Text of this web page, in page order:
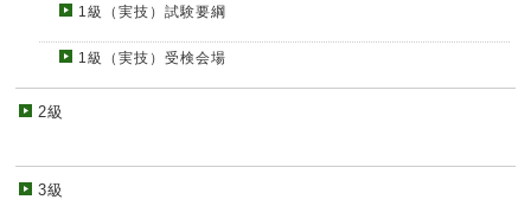
1級（実技）試験要綱
1級（実技）受検会場
2級
3級